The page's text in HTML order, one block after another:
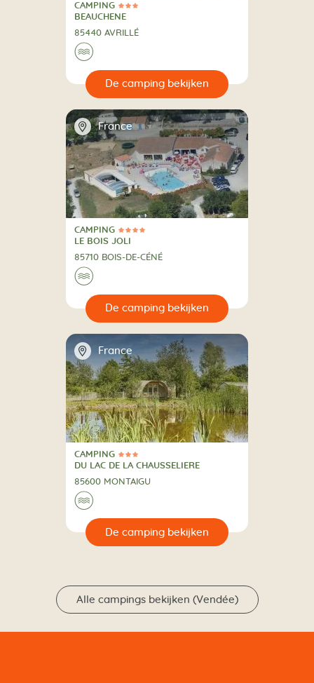
3 Sterren
CAMPING
CAMPING
BEAUCHENE
85440 AVRILLÉ
🌊
📍 France
4 Sterren
CAMPING
CAMPING
LE BOIS JOLI
85710 BOIS-DE-CÉNÉ
🌊
📍 France
3 Sterren
CAMPING
CAMPING
DU LAC DE LA CHAUSSELIERE
85600 MONTAIGU
🌊
Alle campings bekijken (Vendée)